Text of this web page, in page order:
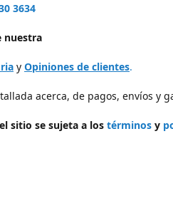
3634
nuestra
y Opiniones de clientes.
acerca, de pagos, envíos y
sitio se sujeta a los términos y